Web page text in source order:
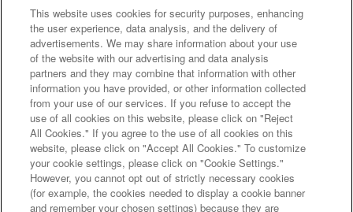
成期のお客さまには、投資運用コンサルティング
などによって安心と安全を提供し、「貯蓄から資
産形成」への流れを創り出し、資金循環を促進し
た。
次のページへ
This website uses cookies for security purposes, enhancing
the user experience, data analysis, and the delivery of
advertisements. We may share information about your use
of the website with our advertising and data analysis
partners and they may combine that information with other
information you have provided, or other information collected
from your use of our services. If you refuse to accept the
use of all cookies on this website, please click on "Reject
All Cookies." If you agree to the use of all cookies on this
website, please click on "Accept All Cookies." To customize
your cookie settings, please click on "Cookie Settings."
However, you cannot opt out of strictly necessary cookies
(for example, the cookies needed to display a cookie banner
and remember your chosen settings) because they are